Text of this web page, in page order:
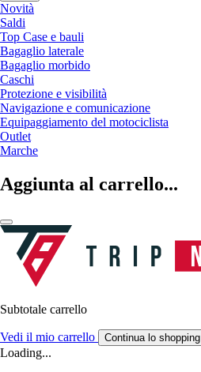
Novità
Saldi
Top Case e bauli
Bagaglio laterale
Bagaglio morbido
Caschi
Protezione e visibilità
Navigazione e comunicazione
Equipaggiamento del motociclista
Outlet
Marche
Aggiunta al carrello...
Subtotale carrello
Vedi il mio carrello Continua lo shopping
Loading...